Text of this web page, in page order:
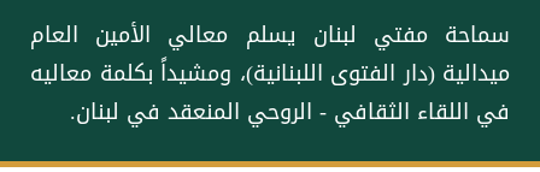
سماحة مفتي لبنان يسلم معالي الأمين العام
ميدالية (دار الفتوى اللبنانية)، ومشيداً بكلمة معاليه
في اللقاء الثقافي - الروحي المنعقد في لبنان.